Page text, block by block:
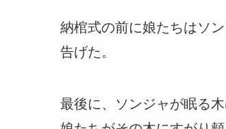
納棺式の前に娘たちはソ
告げた。
最後に、ソンジャが眠る